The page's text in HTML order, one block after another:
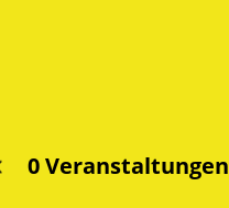
Filter0 Veranstaltungen